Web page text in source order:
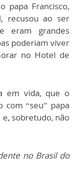
papa Francisco,
recusou ao ser
eram grandes
poderiam viver
no Hotel de
em vida, que o
com “seu” papa
e, sobretudo, não
no Brasil do